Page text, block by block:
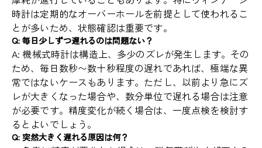
時計は定期的なオーバーホールを前提として使われるこ
とが多いため、状態確認は重要です。
Q: 毎日少しずつ遅れるのは問題ない？
A: 機械式時計は構造上、多少のズレが発生します。その
ため、毎日数秒〜数十秒程度の遅れであれば、極端な異
常ではないケースもあります。ただし、以前より急にズ
レが大きくなった場合や、数分単位で遅れる場合は注意
が必要です。精度変化が続く場合は、一度点検を検討す
るとよいでしょう。
Q: 突然大きく遅れる原因は何？